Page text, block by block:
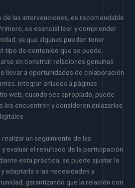
de las intervenciones, es recomendable
es esencial leer y comprender
ya que algunas pueden tener
tipo de contenido que se puede
en construir relaciones genuinas
llevar a oportunidades de colaboración
Integrar enlaces a páginas
web, cuando sea apropiado, puede
los encuentren y consideren enlazarlos
un seguimiento de las
evaluar el resultado de la participación
esta práctica, se puede ajustar la
adaptarla a las necesidades y
garantizando que la relación con